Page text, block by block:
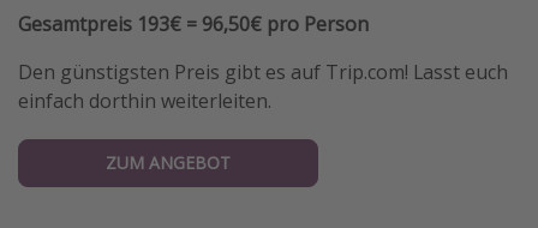
Gesamtpreis 193€ = 96,50€ pro Person
Den günstigsten Preis gibt es auf Trip.com! Lasst euch
einfach dorthin weiterleiten.
ZUM ANGEBOT